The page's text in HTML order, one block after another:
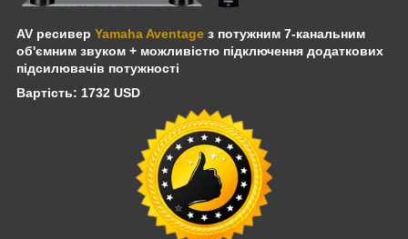
AV ресивер Yamaha Aventage з потужним 7-канальним
об'ємним звуком + можливістю підключення додаткових
підсилювачів потужності
Вартість: 1732 USD